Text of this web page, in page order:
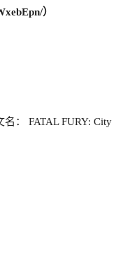
）
： FATAL FURY: City